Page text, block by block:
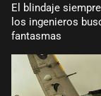
El blindaje
los ingenieros
fantasmas